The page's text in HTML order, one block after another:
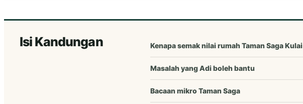
Isi Kandungan Kenapa semak nilai rumah Taman Saga Kulai
Masalah yang Adi boleh bantu
Bacaan mikro Taman Saga